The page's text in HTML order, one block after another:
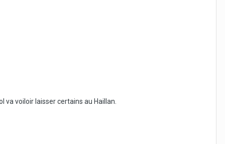
voiloir laisser certains au Haillan.